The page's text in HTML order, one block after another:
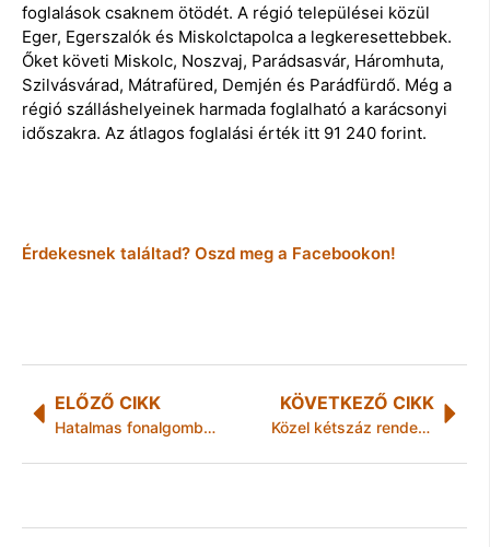
foglalások csaknem ötödét. A régió települései közül
Eger, Egerszalók és Miskolctapolca a legkeresettebbek.
Őket követi Miskolc, Noszvaj, Parádsasvár, Háromhuta,
Szilvásvárad, Mátrafüred, Demjén és Parádfürdő. Még a
régió szálláshelyeinek harmada foglalható a karácsonyi
időszakra. Az átlagos foglalási érték itt 91 240 forint.
Érdekesnek találtad? Oszd meg a Facebookon!
ELŐZŐ CIKK
Hatalmas fonalgombolyagokkal veszi körül magát karácsony előtt Keleti Andi
KÖVETKEZŐ CIKK
Közel kétszáz rendezvényen népszerűsítették az agrárpályát